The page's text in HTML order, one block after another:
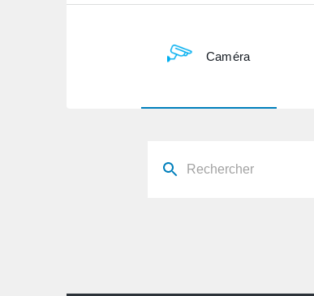
Caméra